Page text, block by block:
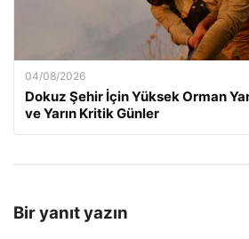
04/08/2026
Dokuz Şehir İçin Yüksek Orman
ve Yarın Kritik Günler
Bir yanıt yazın